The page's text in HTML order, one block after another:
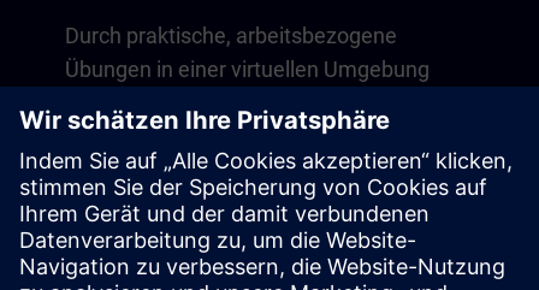
Durch praktische, arbeitsbezogene
Übungen in einer virtuellen Umgebung
Ihrem Arbeitsalltag anwendbar sind. Das
Lernen geht über den Kurs hinaus mit
einer einjährigen Mitgliedschaft auf
unserer digitalen Lernplattform SITRAIN
access.